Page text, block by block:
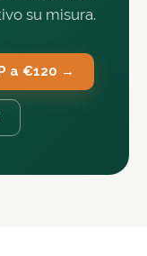
su misura.
a €120 →